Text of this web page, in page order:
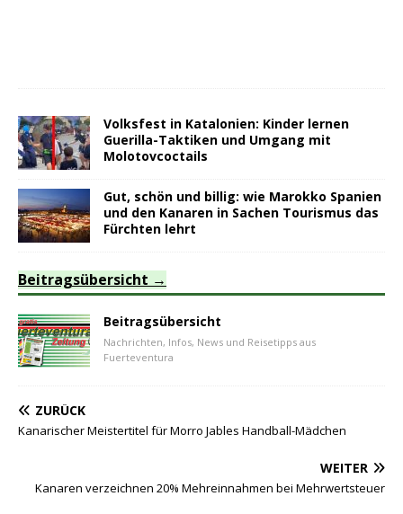
Volksfest in Katalonien: Kinder lernen
Guerilla-Taktiken und Umgang mit
Molotovcoctails
Gut, schön und billig: wie Marokko Spanien
und den Kanaren in Sachen Tourismus das
Fürchten lehrt
Beitragsübersicht
Beitragsübersicht
Nachrichten, Infos, News und Reisetipps aus
Fuerteventura
ZURÜCK
Kanarischer Meistertitel für Morro Jables Handball-Mädchen
WEITER
Kanaren verzeichnen 20% Mehreinnahmen bei Mehrwertsteuer